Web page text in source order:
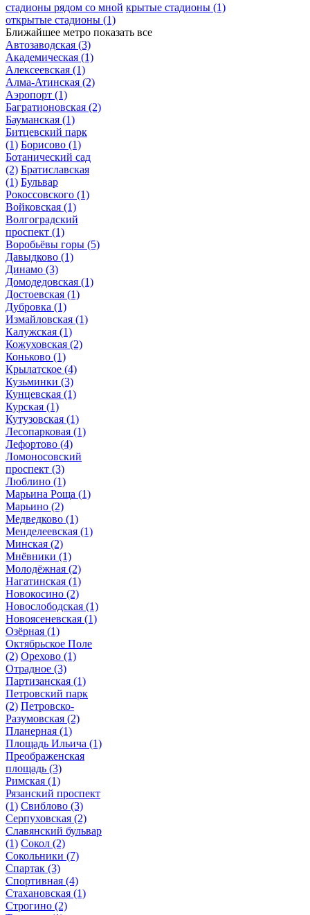
стадионы рядом со мной крытые стадионы (1)
открытые стадионы (1)
Ближайшее метро показать все
Автозаводская (3)
Академическая (1)
Алексеевская (1)
Алма-Атинская (2)
Аэропорт (1)
Багратионовская (2)
Бауманская (1)
Битцевский парк
(1) Борисово (1)
Ботанический сад
(2) Братиславская
(1) Бульвар
Рокоссовского (1)
Войковская (1)
Волгоградский
проспект (1)
Воробьёвы горы (5)
Давыдково (1)
Динамо (3)
Домодедовская (1)
Достоевская (1)
Дубровка (1)
Измайловская (1)
Калужская (1)
Кожуховская (2)
Коньково (1)
Крылатское (4)
Кузьминки (3)
Кунцевская (1)
Курская (1)
Кутузовская (1)
Лесопарковая (1)
Лефортово (4)
Ломоносовский
проспект (3)
Люблино (1)
Марьина Роща (1)
Марьино (2)
Медведково (1)
Менделеевская (1)
Минская (2)
Мнёвники (1)
Молодёжная (2)
Нагатинская (1)
Новокосино (2)
Новослободская (1)
Новоясеневская (1)
Озёрная (1)
Октябрьское Поле
(2) Орехово (1)
Отрадное (3)
Партизанская (1)
Петровский парк
(2) Петровско-
Разумовская (2)
Планерная (1)
Площадь Ильича (1)
Преображенская
площадь (3)
Римская (1)
Рязанский проспект
(1) Свиблово (3)
Серпуховская (2)
Славянский бульвар
(1) Сокол (2)
Сокольники (7)
Спартак (3)
Спортивная (4)
Стахановская (1)
Строгино (2)